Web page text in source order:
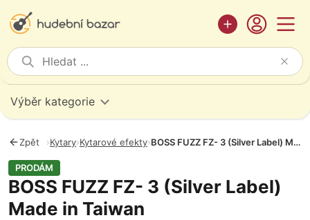
Výběr kategorie
Zpět ›Kytary›Kytarové efekty› BOSS FUZZ FZ- 3 (Silver Label) Made in Taiwan
PRODÁM
BOSS FUZZ FZ- 3 (Silver Label)
Made in Taiwan